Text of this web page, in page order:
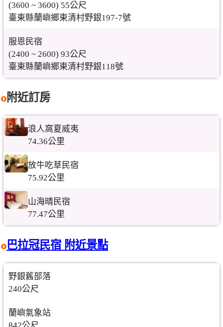
(3600 ~ 3600) 55公尺
臺東縣蘭嶼鄉東清村野銀197-7號
服恩民宿
(2400 ~ 2600) 93公尺
臺東縣蘭嶼鄉東清村野銀118號
附近訂房
浪人窩夏威夷
74.36公里
放牛吃草民宿
75.92公里
山海晴民宿
77.47公里
巴拉冠民宿 附近景點
野銀舊部落
240公尺
蘭嶼氣象站